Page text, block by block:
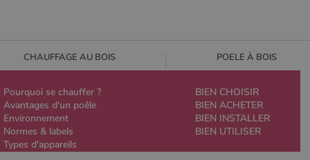
CHAUFFAGE AU BOIS POELE À BOIS
Pourquoi se chauffer ?
Avantages d'un poêle
Environnement
Normes & labels
Types d'appareils
BIEN CHOISIR
BIEN ACHETER
BIEN INSTALLER
BIEN UTILISER